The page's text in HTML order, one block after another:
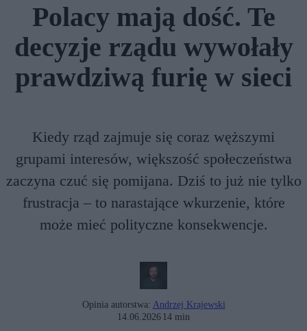
Polacy mają dość. Te
decyzje rządu wywołały
prawdziwą furię w sieci
Kiedy rząd zajmuje się coraz węższymi
grupami interesów, większość społeczeństwa
zaczyna czuć się pomijana. Dziś to już nie tylko
frustracja – to narastające wkurzenie, które
może mieć polityczne konsekwencje.
Opinia autorstwa: Andrzej Krajewski
14.06.2026 14 min